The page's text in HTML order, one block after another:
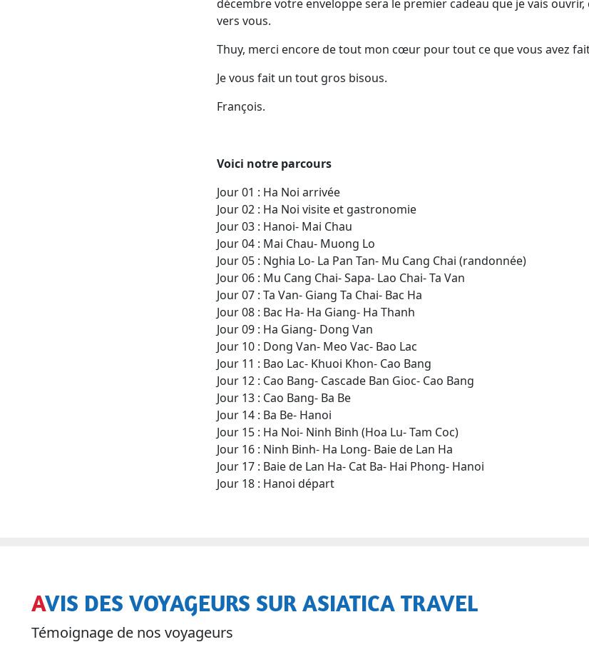
décembre votre enveloppe sera le premier cadeau que je vais
vers vous.
Thuy, merci encore de tout mon cœur pour tout ce que vous avez
Je vous fait un tout gros bisous.
François.‌
Voici notre parcours
Jour 01 : Ha Noi arrivée
Jour 02 : Ha Noi visite et gastronomie
Jour 03 : Hanoi- Mai Chau
Jour 04 : Mai Chau- Muong Lo
Jour 05 : Nghia Lo- La Pan Tan- Mu Cang Chai (randonnée)
Jour 06 : Mu Cang Chai- Sapa- Lao Chai- Ta Van
Jour 07 : Ta Van- Giang Ta Chai- Bac Ha
Jour 08 : Bac Ha- Ha Giang- Ha Thanh
Jour 09 : Ha Giang- Dong Van
Jour 10 : Dong Van- Meo Vac- Bao Lac
Jour 11 : Bao Lac- Khuoi Khon- Cao Bang
Jour 12 : Cao Bang- Cascade Ban Gioc- Cao Bang
Jour 13 : Cao Bang- Ba Be
Jour 14 : Ba Be- Hanoi
Jour 15 : Ha Noi- Ninh Binh (Hoa Lu- Tam Coc)
Jour 16 : Ninh Binh- Ha Long- Baie de Lan Ha
Jour 17 : Baie de Lan Ha- Cat Ba- Hai Phong- Hanoi
Jour 18 : Hanoi départ
AVIS DES VOYAGEURS SUR ASIATICA TRAVEL
Témoignage de nos voyageurs